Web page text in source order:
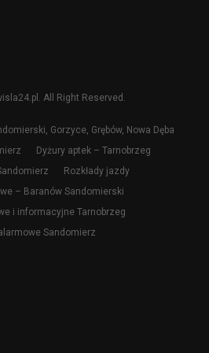
All Right Reserved.
Gorzyce, Grębów, Nowa Dęba
Dyżury aptek – Tarnobrzeg
Rozkłady jazdy
– Baranów Sandomierski
i informacyjne Tarnobrzeg
Sandomierz